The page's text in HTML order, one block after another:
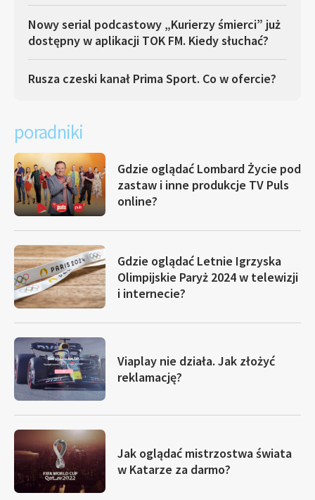
Nowy serial podcastowy „Kurierzy śmierci” już
dostępny w aplikacji TOK FM. Kiedy słuchać?
Rusza czeski kanał Prima Sport. Co w ofercie?
poradniki
Gdzie oglądać Lombard Życie pod
zastaw i inne produkcje TV Puls
online?
Gdzie oglądać Letnie Igrzyska
Olimpijskie Paryż 2024 w telewizji
i internecie?
Viaplay nie działa. Jak złożyć
reklamację?
Jak oglądać mistrzostwa świata
w Katarze za darmo?